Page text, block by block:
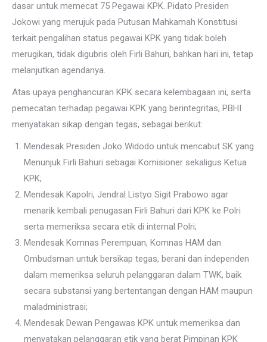
dasar untuk memecat 75 Pegawai KPK. Pidato Presiden
Jokowi yang merujuk pada Putusan Mahkamah Konstitusi
terkait pengalihan status pegawai KPK yang tidak boleh
merugikan, tidak digubris oleh Firli Bahuri, bahkan hari ini, tetap
melanjutkan agendanya.
Atas upaya penghancuran KPK secara kelembagaan ini, serta
pemecatan terhadap pegawai KPK yang berintegritas, PBHI
menyatakan sikap dengan tegas, sebagai berikut:
Mendesak Presiden Joko Widodo untuk mencabut SK yang
Menunjuk Firli Bahuri sebagai Komisioner sekaligus Ketua
KPK;
Mendesak Kapolri, Jendral Listyo Sigit Prabowo agar
menarik kembali penugasan Firli Bahuri dari KPK ke Polri
serta memeriksa secara etik di internal Polri;
Mendesak Komnas Perempuan, Komnas HAM dan
Ombudsman untuk bersikap tegas, berani dan independen
dalam memeriksa seluruh pelanggaran dalam TWK, baik
secara substansi yang bertentangan dengan HAM maupun
maladministrasi;
Mendesak Dewan Pengawas KPK untuk memeriksa dan
menyatakan pelanggaran etik yang berat Pimpinan KPK